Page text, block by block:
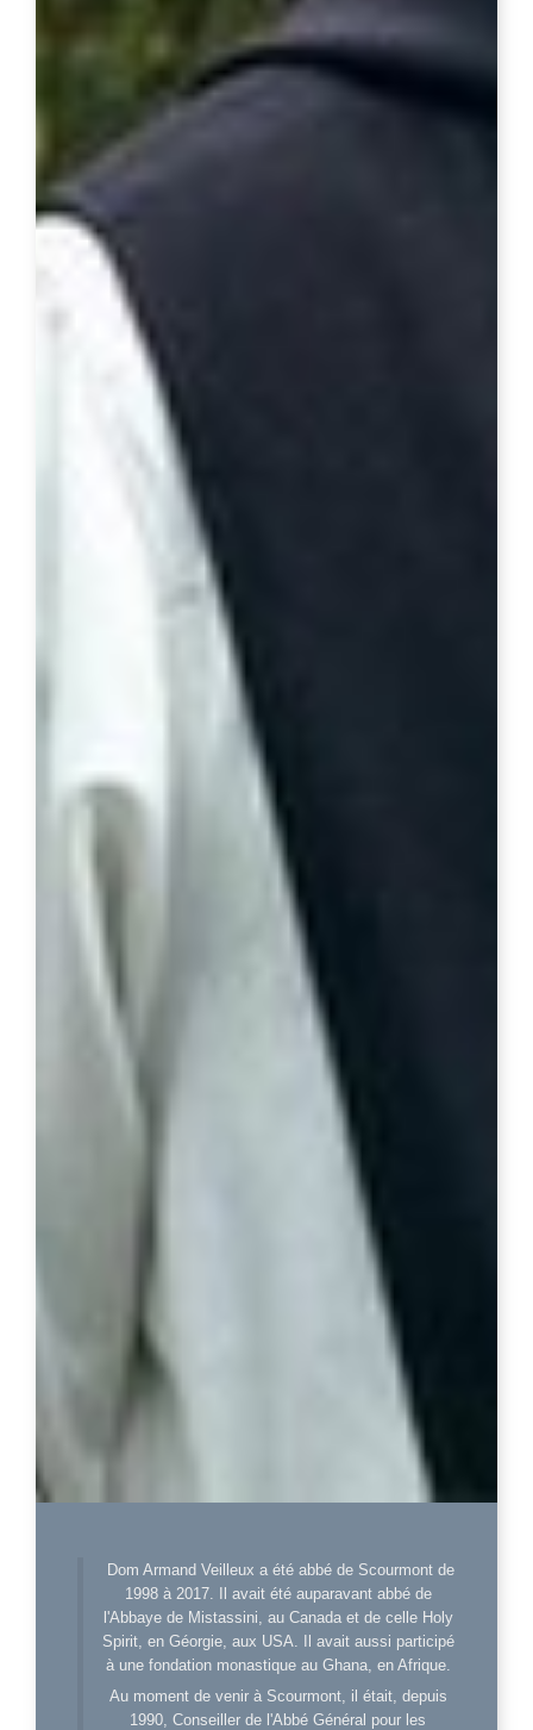
Dom Armand Veilleux a été abbé de Scourmont de
1998 à 2017. Il avait été auparavant abbé de
l'Abbaye de Mistassini, au Canada et de celle Holy
Spirit, en Géorgie, aux USA. Il avait aussi participé
à une fondation monastique au Ghana, en Afrique.
Au moment de venir à Scourmont, il était, depuis
1990, Conseiller de l'Abbé Général pour les